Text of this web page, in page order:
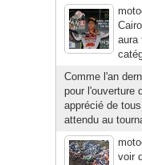
aura
Comme l'an
pour l'ouverture
apprécié de
attendu au
voir